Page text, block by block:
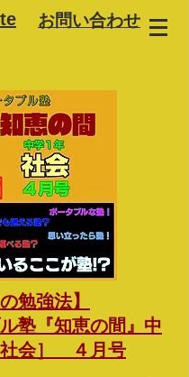
お問い合わせ
勉強法】
塾『知恵の間』中
社会］ ４月号